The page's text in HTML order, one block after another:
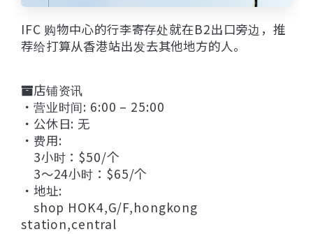
IFC 购物中心的行李寄存处就在B2出口旁边，推
荐给打算从香港站出发去其他地方的人。
店铺资讯
・营业时间: 6:00 – 25:00
・公休日: 无
・费用:
3小时：$50/个
3〜24小时：$65/个
・地址:
shop HOK4,G/F,hongkong
station,central